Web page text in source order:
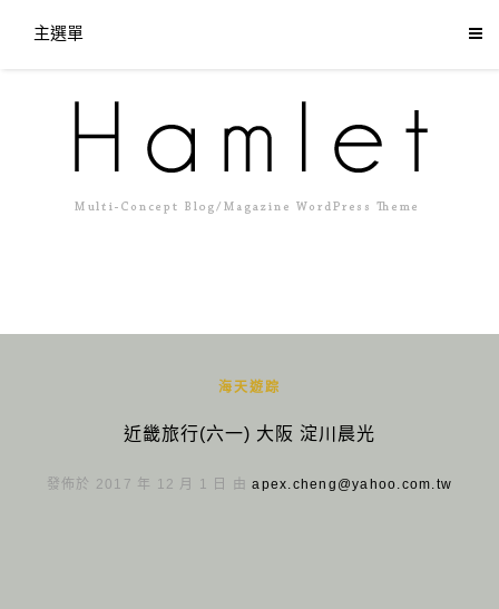
主選單
海天遊踪
近畿旅行(六一) 大阪 淀川晨光
發佈於 2017 年 12 月 1 日 由apex.cheng@yahoo.com.tw